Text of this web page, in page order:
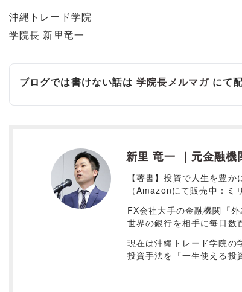
沖縄トレード学院
学院長 新里竜一
ブログでは書けない話は 学院長メルマガ にて
新里 竜一 ｜元金融
【著書】投資で人生を豊
（Amazonにて販売中：ミ
FX会社大手の金融機関「
世界の銀行を相手に毎日数
現在は沖縄トレード学院の
投資手法を「一生使える